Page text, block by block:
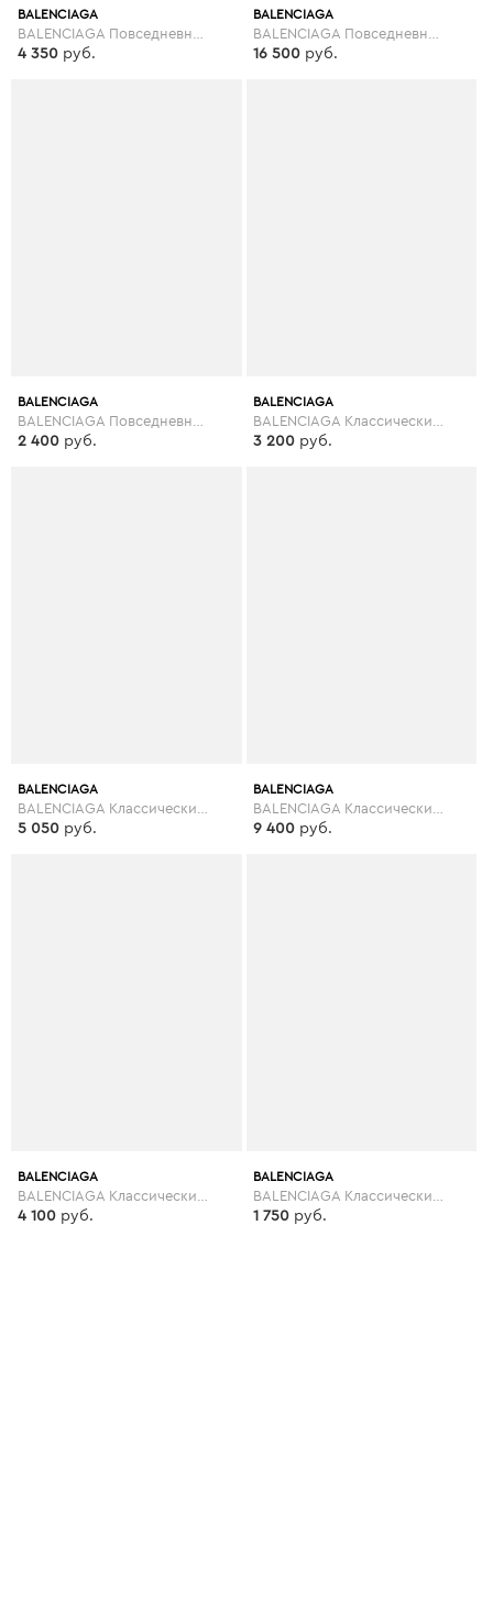
BALENCIAGA
4 350 руб.
BALENCIAGA
16 500 руб.
BALENCIAGA
2 400 руб.
BALENCIAGA
3 200 руб.
BALENCIAGA
5 050 руб.
BALENCIAGA
9 400 руб.
BALENCIAGA
4 100 руб.
BALENCIAGA
1 750 руб.